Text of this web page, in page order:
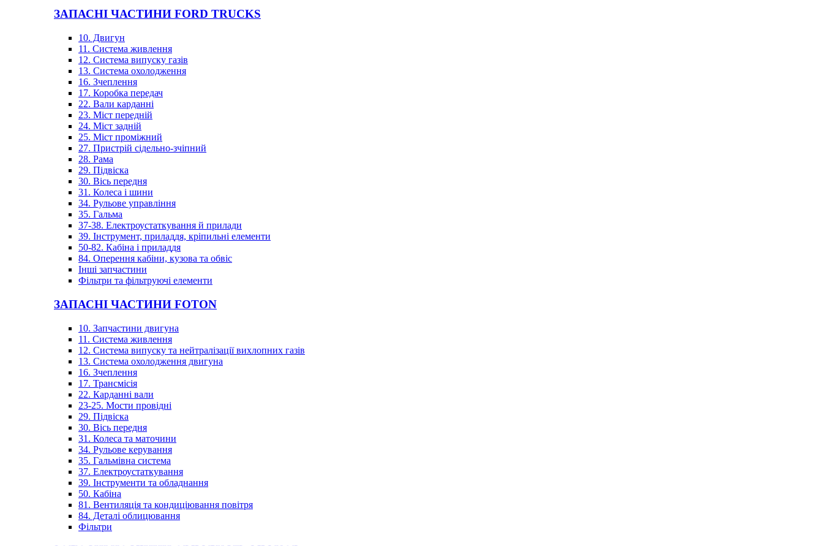
ЗАПАСНІ ЧАСТИНИ FORD TRUCKS
10. Двигун
11. Система живлення
12. Система випуску газів
13. Система охолодження
16. Зчеплення
17. Коробка передач
22. Вали карданні
23. Міст передній
24. Міст задній
25. Міст проміжний
27. Пристрій сідельно-зчіпний
28. Рама
29. Підвіска
30. Вісь передня
31. Колеса і шини
34. Рульове управління
35. Гальма
37-38. Електроустаткування й прилади
39. Інструмент, приладдя, кріпильні елементи
50-82. Кабіна і приладдя
84. Оперення кабіни, кузова та обвіс
Інші запчастини
Фільтри та фільтруючі елементи
ЗАПАСНІ ЧАСТИНИ FOTON
10. Запчастини двигуна
11. Система живлення
12. Система випуску та нейтралізації вихлопних газів
13. Система охолодження двигуна
16. Зчеплення
17. Трансмісія
22. Карданні вали
23-25. Мости провідні
29. Підвіска
30. Вісь передня
31. Колеса та маточини
34. Рульове керування
35. Гальмівна система
37. Електроустаткування
39. Інструменти та обладнання
50. Кабіна
81. Вентиляція та кондиціювання повітря
84. Деталі облицювання
Фільтри